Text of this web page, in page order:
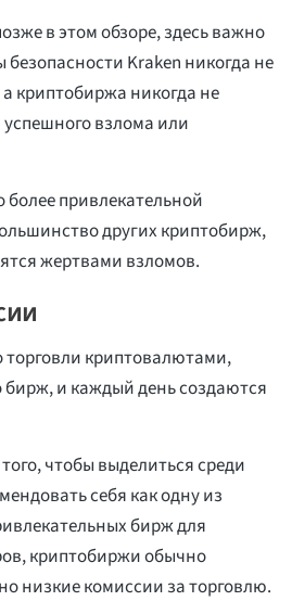
в этом обзоре, здесь важно
безопасности Kraken никогда не
криптобиржа никогда не
взлома или
более привлекательной
других криптобирж,
жертвами взломов.
торговли криптовалютами,
бирж, и каждый день создаются
чтобы выделиться среди
себя как одну из
бирж для
криптобиржи обычно
низкие комиссии за торговлю.